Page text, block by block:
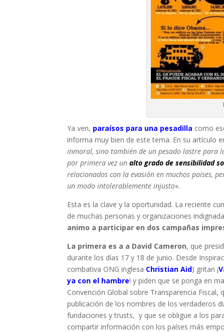
Ya ven, paraísos para una pesadilla como
informa muy bien de este tema. En su artículo
inmoral, sino también de un pesado lastre para
por primera vez unalto grado de sensibilidad
relacionados con la evasión en muchos países,
un modo intolerablemente injusto«.
Esta es la clave y la oportunidad. La reciente
de muchas personas y organizaciones
animo a participar en dos campañas
La primera es a a David Cameron, que
durante los días 17 y 18 de junio. Desde
combativa ONG inglesa Christian Aid) gritan ¡
ya con el hambre! y piden que se ponga en
Convención Global sobre Transparencia Fiscal,
publicación de los nombres de los verdaderos
fundaciones y trusts, y que se obligue a los
compartir información con los países más